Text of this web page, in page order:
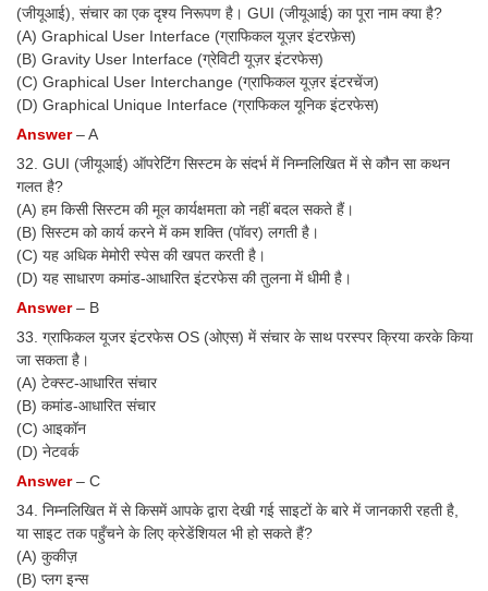
(जीयूआई), संचार का एक दृश्य निरूपण है। GUI (जीयूआई) का पूरा नाम क्या है?
(A) Graphical User Interface (ग्राफिकल यूज़र इंटरफ़ेस)
(B) Gravity User Interface (ग्रेविटी यूज़र इंटरफेस)
(C) Graphical User Interchange (ग्राफिकल यूज़र इंटरचेंज)
(D) Graphical Unique Interface (ग्राफिकल यूनिक इंटरफेस)
Answer– A
32. GUI (जीयूआई) ऑपरेटिंग सिस्टम के संदर्भ में निम्नलिखित में से कौन सा कथन
गलत है?
(A) हम किसी सिस्टम की मूल कार्यक्षमता को नहीं बदल सकते हैं।
(B) सिस्टम को कार्य करने में कम शक्ति (पॉवर) लगती है।
(C) यह अधिक मेमोरी स्पेस की खपत करती है।
(D) यह साधारण कमांड-आधारित इंटरफेस की तुलना में धीमी है।
Answer– B
33. ग्राफिकल यूजर इंटरफेस OS (ओएस) में संचार के साथ परस्पर क्रिया करके किया
जा सकता है।
(A) टेक्स्ट-आधारित संचार
(B) कमांड-आधारित संचार
(C) आइकॉन
(D) नेटवर्क
Answer– C
34. निम्नलिखित में से किसमें आपके द्वारा देखी गई साइटों के बारे में जानकारी रहती है,
या साइट तक पहुँचने के लिए क्रेडेंशियल भी हो सकते हैं?
(A) कुकीज़
(B) प्लग इन्स